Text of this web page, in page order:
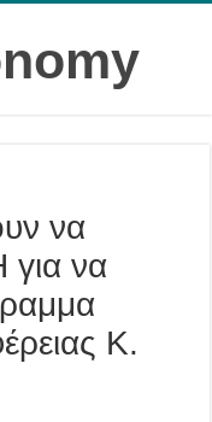
να
να
Κ.